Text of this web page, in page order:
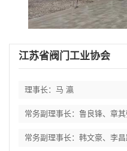
江苏省阀门工业协会
理事长：马 瀛
常务副理事长：鲁良锋、章其
常务副理事长：韩文豪、李